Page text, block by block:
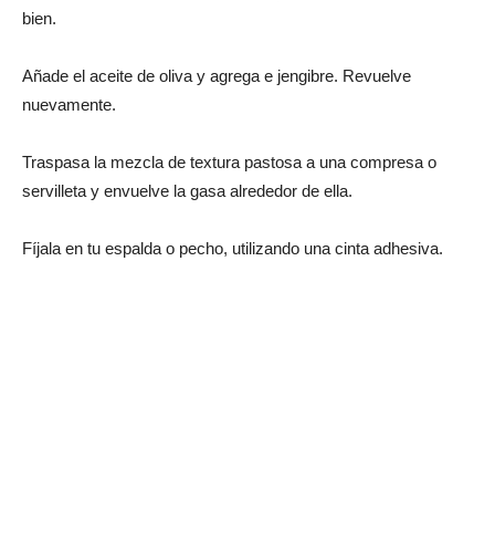
bien.
Añade el aceite de oliva y agrega e jengibre. Revuelve
nuevamente.
Traspasa la mezcla de textura pastosa a una compresa o
servilleta y envuelve la gasa alrededor de ella.
Fíjala en tu espalda o pecho, utilizando una cinta adhesiva.